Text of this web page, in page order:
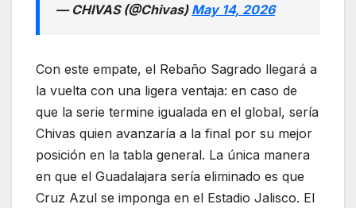
— CHIVAS (@Chivas) May 14, 2026
Con este empate, el Rebaño Sagrado llegará a
la vuelta con una ligera ventaja: en caso de
que la serie termine igualada en el global, sería
Chivas quien avanzaría a la final por su mejor
posición en la tabla general. La única manera
en que el Guadalajara sería eliminado es que
Cruz Azul se imponga en el Estadio Jalisco. El